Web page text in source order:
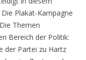
Plakat-Kampagne
Themen
Bereich der Politik:
der Partei zu Hartz